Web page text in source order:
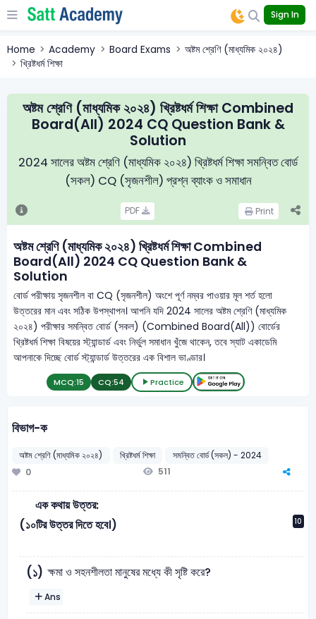
Sign In
Home Academy Board Exams
অষ্টম শ্রেণি (মাধ্যমিক ২০২৪)
খ্রিষ্টধর্ম শিক্ষা
অষ্টম শ্রেণি (মাধ্যমিক ২০২৪) খ্রিষ্টধর্ম শিক্ষা Combined
Board(All) 2024 CQ Question Bank &
Solution
2024 সালের অষ্টম শ্রেণি (মাধ্যমিক ২০২৪) খ্রিষ্টধর্ম শিক্ষা সমন্বিত বোর্ড
(সকল) CQ (সৃজনশীল) প্রশ্ন ব্যাংক ও সমাধান
PDF Print
অষ্টম শ্রেণি (মাধ্যমিক ২০২৪) খ্রিষ্টধর্ম শিক্ষা Combined
Board(All) 2024 CQ Question Bank &
Solution
বোর্ড পরীক্ষায় সৃজনশীল বা CQ (সৃজনশীল) অংশে পূর্ণ নম্বর পাওয়ার মূল শর্ত হলো
উত্তরের মান এবং সঠিক উপস্থাপন। আপনি যদি 2024 সালের অষ্টম শ্রেণি (মাধ্যমিক
২০২৪) পরীক্ষার সমন্বিত বোর্ড (সকল) (Combined Board(All)) বোর্ডের
খ্রিষ্টধর্ম শিক্ষা বিষয়ের স্ট্যান্ডার্ড এবং নির্ভুল সমাধান খুঁজে থাকেন, তবে স্যাট একাডেমি
আপনাকে দিচ্ছে বোর্ড স্ট্যান্ডার্ড উত্তরের এক বিশাল ভাণ্ডার।
MCQ:15 CQ:54 Practice
বিভাগ-ক
অষ্টম শ্রেণি (মাধ্যমিক ২০২৪) খ্রিষ্টধর্ম শিক্ষা
সমন্বিত বোর্ড (সকল) - 2024
0
511
এক কথায় উত্তর:
(১০টির উত্তর দিতে হবে।)
10
(১) ক্ষমা ও সহনশীলতা মানুষের মধ্যে কী সৃষ্টি করে?
Ans